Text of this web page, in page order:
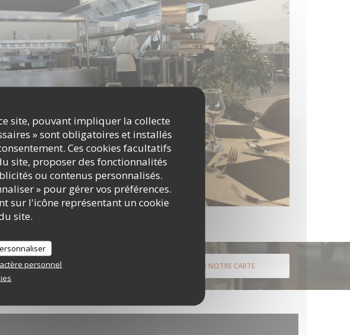
site, pouvant impliquer la collecte
» sont obligatoires et installés
Ces cookies facultatifs
site, proposer des fonctionnalités
ou contenus personnalisés.
» pour gérer vos préférences.
sur l'icône représentant un cookie
site.
personnel
DÉCOUVRIR NOTRE CARTE